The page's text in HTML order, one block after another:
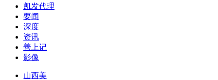
凯发代理
要闻
深度
资讯
善上记
影像
山西美